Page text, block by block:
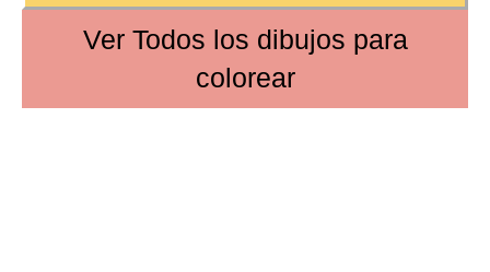
Ver Todos los dibujos para
colorear